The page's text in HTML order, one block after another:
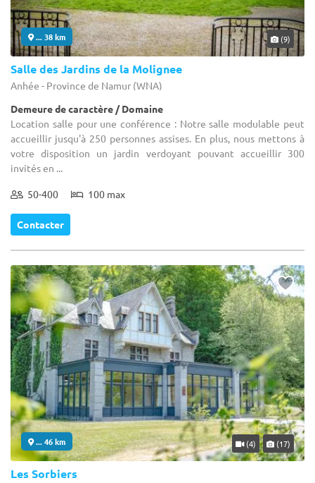
... 38 km (9)
Salle des Jardins de la Molignee
Anhée - Province de Namur (WNA)
Demeure de caractère / Domaine
Location salle pour une conférence : Notre salle modulable peut
accueillir jusqu'à 250 personnes assises. En plus, nous mettons à
votre disposition un jardin verdoyant pouvant accueillir 300
invités en ...
50-400 100 max
Contacter
... 46 km (4) (17)
Les Sorbiers